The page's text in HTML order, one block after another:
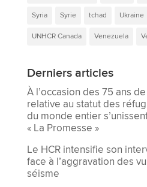
Syria Syrie tchad Ukraine
UNHCR Canada Venezuela
Derniers articles
À l’occasion des 75 ans
relative au statut des
du monde entier
« La Promesse »
Le HCR intensifie son
face à l’aggravation des
séisme